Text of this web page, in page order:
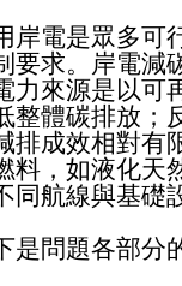
電是眾多可行
要求。岸電減
力來源是以可
整體碳排放；
排成效相對有
料，如液化天
同航線與基礎
問題各部分